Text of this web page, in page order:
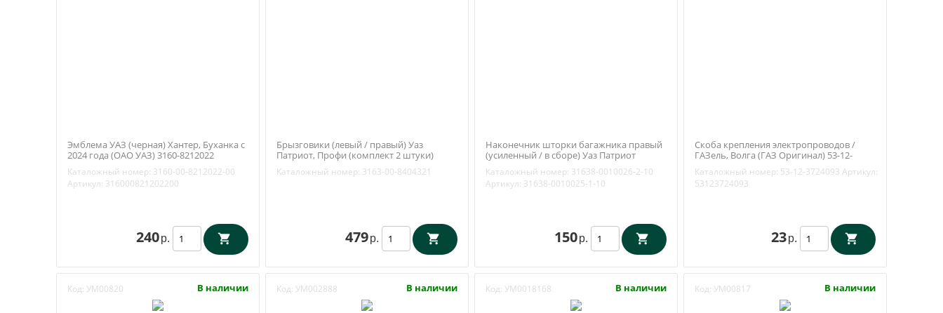
Эмблема УАЗ (черная) Хантер, Буханка с
2024 года (ОАО УАЗ) 3160-8212022
Каталожный номер: 3160-00-8212022-00
Артикул: 316000821202200
240 р.
Брызговики (левый / правый) Уаз
Патриот, Профи (комплект 2 штуки)
(Промтехпласт Балаково) 3163-00-
8404321
Каталожный номер: 3163-00-8404321
479 р.
Наконечник шторки багажника правый
(усиленный / в сборе) Уаз Патриот
Каталожный номер: 31638-0010026-2-10
Артикул: 31638-0010025-1-10
150 р.
Скоба крепления электропроводов /
ГАЗель, Волга (ГАЗ Оригинал) 53-12-
3724093
Каталожный номер: 53-12-3724093 Артикул:
53123724093
23 р.
Код: УМ00820 В наличии Код: УМ002888 В наличии Код: УМ0018168 В наличии Код: УМ00817 В наличии